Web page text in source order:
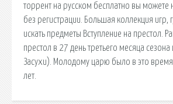
торрент на русском бесплатно вы можете
без регистрации. Большая коллекция игр,
искать предметы Вступление на престол.
престол в 27 день третьего месяца
Засухи). Молодому царю было в это
лет.